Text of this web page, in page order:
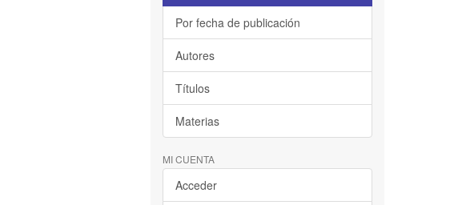
Por fecha de publicación
Autores
Títulos
Materias
MI CUENTA
Acceder